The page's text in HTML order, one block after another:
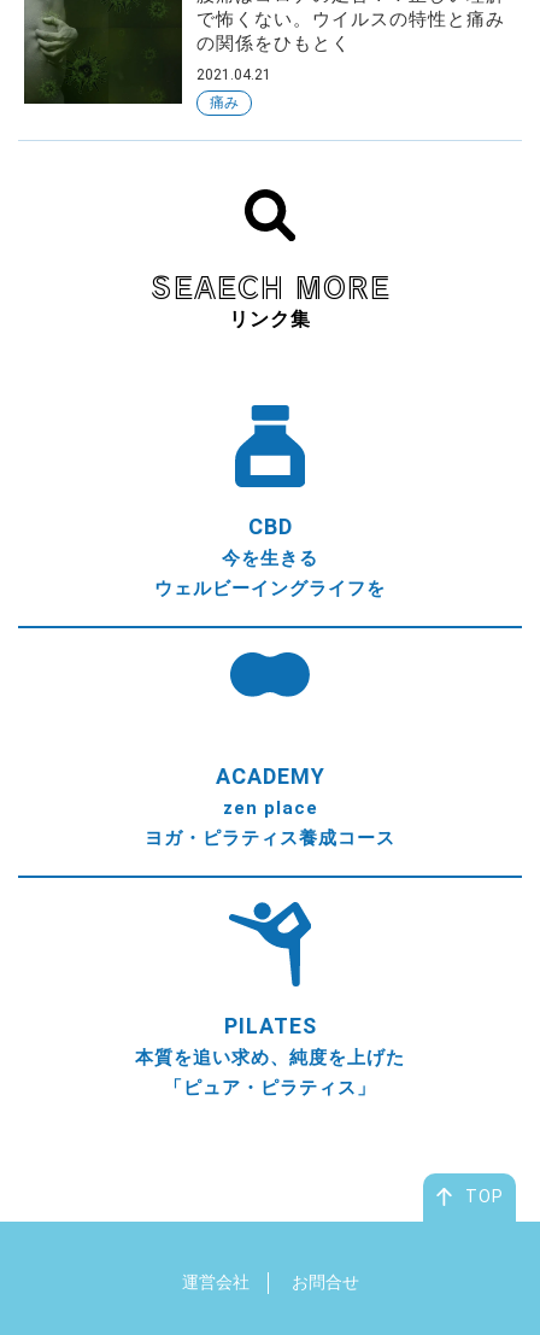
で怖くない。ウイルスの特性と痛み
の関係をひもとく
2021.04.21
痛み
SEAECH MORE
リンク集
CBD
今を生きる
ウェルビーイングライフを
ACADEMY
zen place
ヨガ・ピラティス養成コース
PILATES
本質を追い求め、純度を上げた
「ピュア・ピラティス」
運営会社 お問合せ
TOP